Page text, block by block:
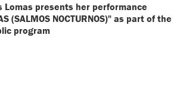
Lomas presents her performance
(SALMOS NOCTURNOS)" as part of the
program